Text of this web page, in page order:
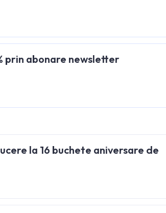
prin abonare newsletter
la 16 buchete aniversare de